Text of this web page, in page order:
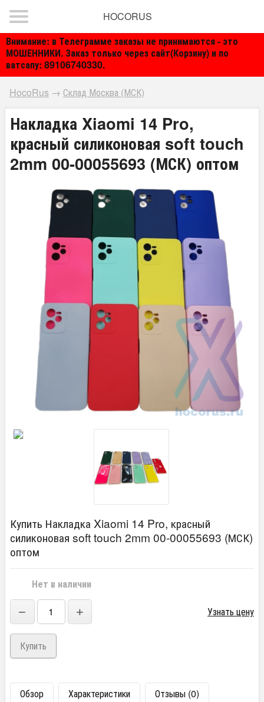
Внимание: в Телеграмме заказы не принимаются - это
МОШЕННИКИ. Заказ только через сайт(Корзину) и по
ватсапу: 89106740330.
HOCORUS
HocoRus → Склад Москва (МСК)
Накладка Xiaomi 14 Pro,
красный силиконовая soft touch
2mm 00-00055693 (МСК) оптом
Купить Накладка Xiaomi 14 Pro, красный
силиконовая soft touch 2mm 00-00055693 (МСК)
оптом
Нет в наличии
− + Узнать цену
Обзор Характеристики
Отзывы (0)